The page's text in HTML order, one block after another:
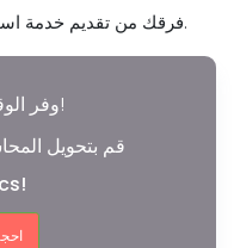
فرقك من تقديم خدمة استثنائية ويضمن بقاء عملك مرنًا وتنافسيًا.
وفر الوقت وقلل الأخطاء!
قم بتحويل